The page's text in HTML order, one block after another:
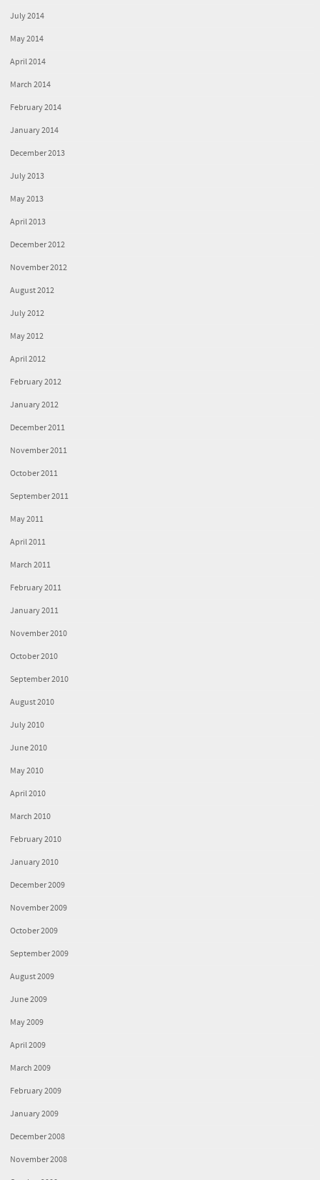
July 2014
May 2014
April 2014
March 2014
February 2014
January 2014
December 2013
July 2013
May 2013
April 2013
December 2012
November 2012
August 2012
July 2012
May 2012
April 2012
February 2012
January 2012
December 2011
November 2011
October 2011
September 2011
May 2011
April 2011
March 2011
February 2011
January 2011
November 2010
October 2010
September 2010
August 2010
July 2010
June 2010
May 2010
April 2010
March 2010
February 2010
January 2010
December 2009
November 2009
October 2009
September 2009
August 2009
June 2009
May 2009
April 2009
March 2009
February 2009
January 2009
December 2008
November 2008